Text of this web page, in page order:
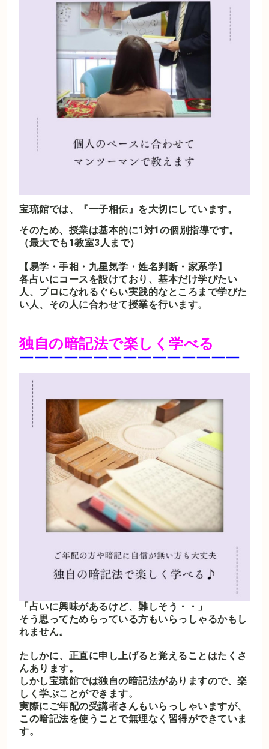
宝琉館では、『一子相伝』を大切にしています。
そのため、授業は基本的に1対1の個別指導です。
（最大でも1教室3人まで）
【易学・手相・九星気学・姓名判断・家系学】
各占いにコースを設けており、基本だけ学びたい
人、プロになれるぐらい実践的なところまで学びた
い人、その人に合わせて授業を行います。
独自の暗記法で楽しく学べる
￣￣￣￣￣￣￣￣￣￣￣￣￣￣￣
「占いに興味があるけど、難しそう・・」
そう思ってためらっている方もいらっしゃるかもし
れません。
たしかに、正直に申し上げると覚えることはたくさ
んあります。
しかし宝琉館では独自の暗記法がありますので、楽
しく学ぶことができます。
実際にご年配の受講者さんもいらっしゃいますが、
この暗記法を使うことで無理なく習得ができていま
す。